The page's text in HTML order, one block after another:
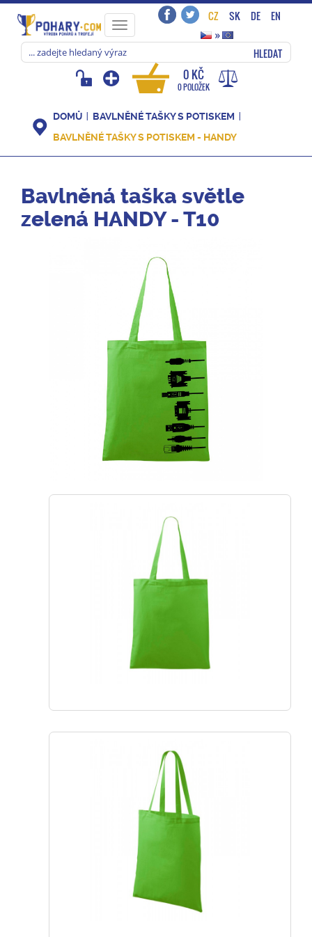
Toggle
navigation
CZ SK DE
EN
»
HLEDAT
0 KČ
0 POLOŽEK
DOMŮ
BAVLNĚNÉ TAŠKY S POTISKEM
BAVLNĚNÉ TAŠKY S POTISKEM - HANDY
Bavlněná taška světle
zelená HANDY - T10